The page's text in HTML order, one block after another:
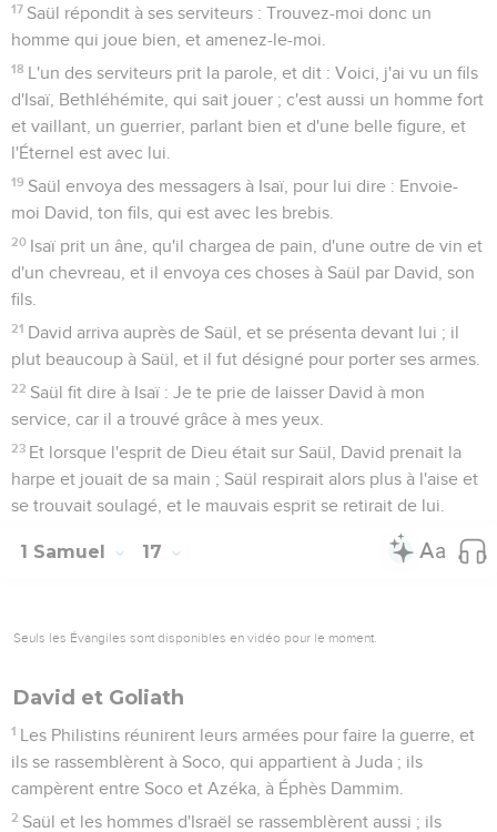
17 Saül répondit à ses serviteurs : Trouvez-moi donc un
homme qui joue bien, et amenez-le-moi.
18 L'un des serviteurs prit la parole, et dit : Voici, j'ai vu un fils
d'Isaï, Bethléhémite, qui sait jouer ; c'est aussi un homme fort
et vaillant, un guerrier, parlant bien et d'une belle figure, et
l'Éternel est avec lui.
19 Saül envoya des messagers à Isaï, pour lui dire : Envoie-
moi David, ton fils, qui est avec les brebis.
20 Isaï prit un âne, qu'il chargea de pain, d'une outre de vin et
d'un chevreau, et il envoya ces choses à Saül par David, son
fils.
21 David arriva auprès de Saül, et se présenta devant lui ; il
plut beaucoup à Saül, et il fut désigné pour porter ses armes.
22 Saül fit dire à Isaï : Je te prie de laisser David à mon
service, car il a trouvé grâce à mes yeux.
23 Et lorsque l'esprit de Dieu était sur Saül, David prenait la
harpe et jouait de sa main ; Saül respirait alors plus à l'aise et
se trouvait soulagé, et le mauvais esprit se retirait de lui.
1 Samuel 17
Seuls les Évangiles sont disponibles en vidéo pour le moment.
David et Goliath
1 Les Philistins réunirent leurs armées pour faire la guerre, et
ils se rassemblèrent à Soco, qui appartient à Juda ; ils
campèrent entre Soco et Azéka, à Éphès Dammim.
2 Saül et les hommes d'Israël se rassemblèrent aussi ; ils